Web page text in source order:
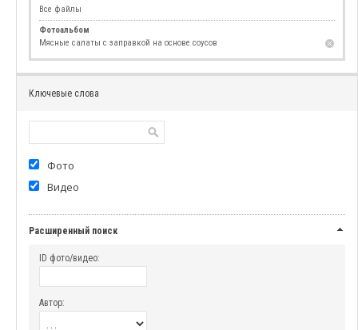
Все файлы
Фотоальбом
Мясные салаты с заправкой на основе соусов
Ключевые слова
Фото
Видео
Расширенный поиск
ID фото/видео:
Автор: